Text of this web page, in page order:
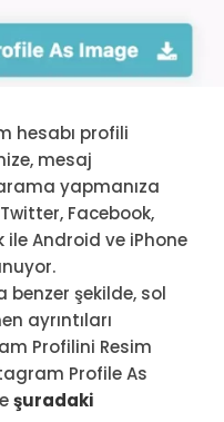
hesabı profili
mesaj
yapmanıza
Facebook,
ile Android ve iPhone
benzer şekilde, sol
ayrıntıları
Profilini Resim
Profile As
şuradaki